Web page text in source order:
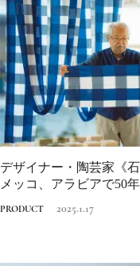
デザイナー・陶芸家《
メッコ、アラビアで50
PRODUCT 2025.1.17